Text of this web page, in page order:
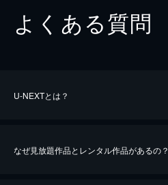
よくある質問
U-NEXTとは？
なぜ見放題作品とレンタル作品があるの？